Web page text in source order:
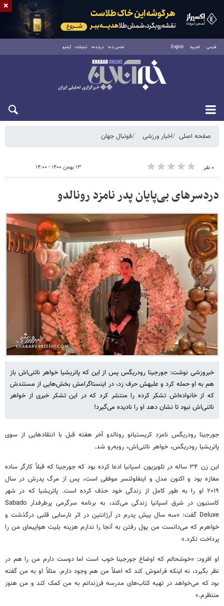
فارسی العربية English تماس با ما درباره ما تبلیغات آرشیو
پنجشنبه ۱۵ مرداد ۱۴۰۵
صفحه اصلی اخبار ورزشی فوتبال جهان
۰ نفر ۱۳ بهمن ۱۴۰۰ - ۱۴:۰۰
دردسرهای بی‌پایان پدر نامزد رونالدو
خبروزشی نوشت: جورجینا رودریگس پس از این که پاتریشیا خواهر ناتنی‌اش باز
هم به او حمله کرد و علیهش حرف زد، در اینستاگرامش بخش‌هایی از مستندش
که از خانواده‌اش تشکر کرده را منتشر کرد که در این تشکر خبری از خواهر
ناتنی‌اش نبود تا نشان دهد او را نادیده می‌گیرد!
جورجینا رودریگس نامزد کریستیانو رونالدو آخر هفته قبل با انتقادهایی از سوی
پاتریشیا رودریگس، خواهر ناتنی‌اش، روبه‌رو شد.
این زن ۳۴ ساله در تلویزیون اسپانیا ادعا کرده بود که جورجینا که قبلاً کارگر ساده
مغازه بود و اکنون مدل و اینفلوئنسر موفقی است، پس از مرگ پدرش در سال
۲۰۱۹ او را به طور کامل از زندگی خود حذف کرده است. پاتریشیا که در شهر
کاستیون در شرق اسپانیا زندگی می‌کند، به برنامه سرگرمی پرطرفدار Sabado
Deluxe گفت: «سه سال پیش پدرم در آرژانتین در اثر نارسایی قلبی درگذشت و
خواهرم که می‌دانست من پول رفتن به آنجا را ندارم هزینه بلیت هواپیمای من را
پرداخت نکرد.»
او افزود: «خوشحالم که اوضاع جورجینا خوب است اما دوست دارم من را هم در
نظر بگیرد، نه اینکه فراموش کند که اصلاً من هم وجود دارم. مثلاً او به من گفته
بود که می‌خواهد در تهیه کتاب‌های مدرسه فرزندانم به من کمک کند و من هنوز
منتظرم.»
×